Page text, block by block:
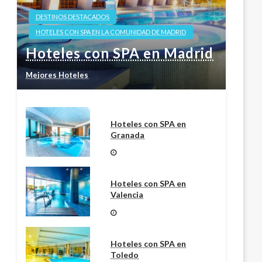
DESTINOS DESTACADOS
HOTELES CON SPA EN LA COMUNIDAD DE MADRID
Hoteles con SPA en Madrid
Mejores Hoteles
Hoteles con SPA en
Granada
Hoteles con SPA en
Valencia
Hoteles con SPA en
Toledo